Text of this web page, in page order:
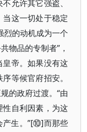
允许其它强盗、
这一切处于稳定
烈的动机成为一个
物品的专制者”，
帝。如果没有这
等候官府招安。
的政府过渡。“由
自利因素，为这
产生。”[⑩]而那些